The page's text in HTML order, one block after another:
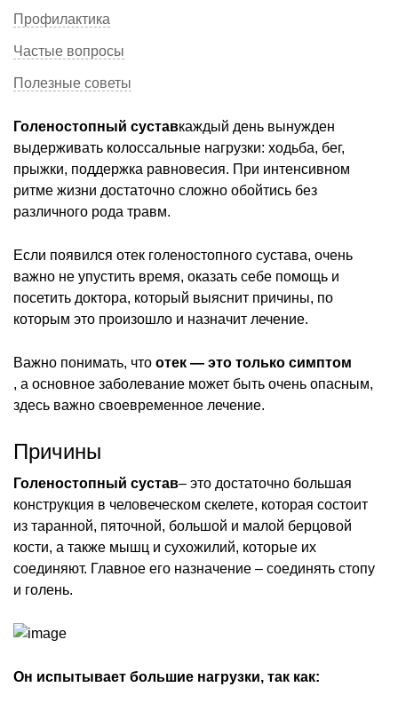
Профилактика
Частые вопросы
Полезные советы
Голеностопный суставкаждый день вынужден
выдерживать колоссальные нагрузки: ходьба, бег,
прыжки, поддержка равновесия. При интенсивном
ритме жизни достаточно сложно обойтись без
различного рода травм.
Если появился отек голеностопного сустава, очень
важно не упустить время, оказать себе помощь и
посетить доктора, который выяснит причины, по
которым это произошло и назначит лечение.
Важно понимать, что отек — это только симптом
, а основное заболевание может быть очень опасным,
здесь важно своевременное лечение.
Причины
Голеностопный сустав– это достаточно большая
конструкция в человеческом скелете, которая состоит
из таранной, пяточной, большой и малой берцовой
кости, а также мышц и сухожилий, которые их
соединяют. Главное его назначение – соединять стопу
и голень.
Он испытывает большие нагрузки, так как: